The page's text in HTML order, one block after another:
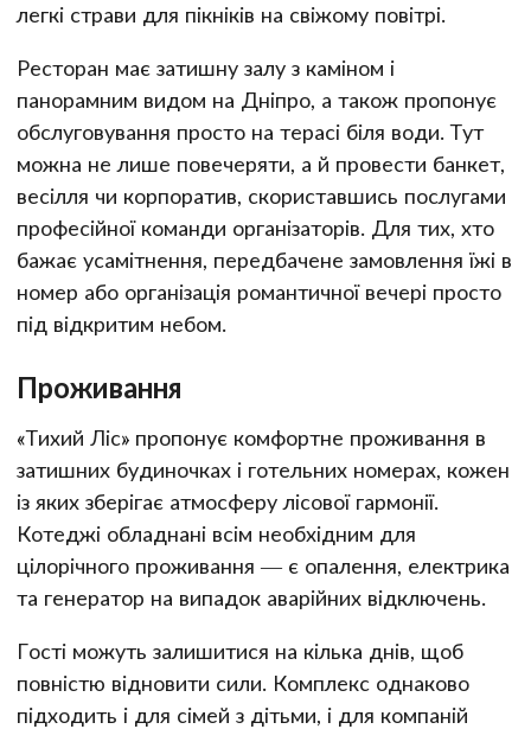
легкі страви для пікніків на свіжому повітрі.
Ресторан має затишну залу з каміном і
панорамним видом на Дніпро, а також пропонує
обслуговування просто на терасі біля води. Тут
можна не лише повечеряти, а й провести банкет,
весілля чи корпоратив, скориставшись послугами
професійної команди організаторів. Для тих, хто
бажає усамітнення, передбачене замовлення їжі в
номер або організація романтичної вечері просто
під відкритим небом.
Проживання
«Тихий Ліс» пропонує комфортне проживання в
затишних будиночках і готельних номерах, кожен
із яких зберігає атмосферу лісової гармонії.
Котеджі обладнані всім необхідним для
цілорічного проживання — є опалення, електрика
та генератор на випадок аварійних відключень.
Гості можуть залишитися на кілька днів, щоб
повністю відновити сили. Комплекс однаково
підходить і для сімей з дітьми, і для компаній